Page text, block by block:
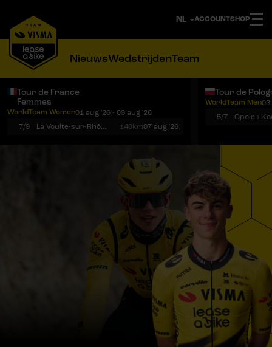
ACCOUNTSHOP
NieuwsWedstrijdenTeam
Tour de France
Femmes
WorldTeam Women01 aug '26 - 09 aug '26
7/9
La Voulte-sur-Rhône › Mont Ventoux 146km07 aug '26
Tour de
WorldTeam Men03
5/7